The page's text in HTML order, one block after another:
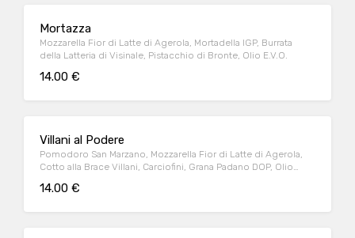
Mortazza
Mozzarella Fior di Latte di Agerola, Mortadella IGP, Burrata
della Latteria di Visinale, Pistacchio di Bronte, Olio E.V.O.
14.00 €
Villani al Podere
Pomodoro San Marzano, Mozzarella Fior di Latte di Agerola,
Cotto alla Brace Villani, Carciofini, Grana Padano DOP, Olio
14.00 €